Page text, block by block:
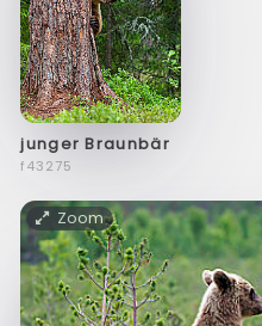
junger Braunbär
f43275
Zoom